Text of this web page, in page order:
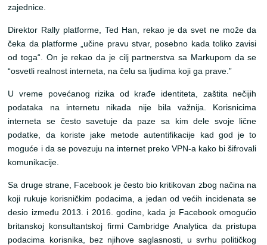
zajednice.
Direktor Rally platforme, Ted Han, rekao je da svet ne može da
čeka da platforme „učine pravu stvar, posebno kada toliko zavisi
od toga“. On je rekao da je cilj partnerstva sa Markupom da se
“osvetli realnost interneta, na čelu sa ljudima koji ga prave.”
U vreme povećanog rizika od krađe identiteta, zaštita nečijih
podataka na internetu nikada nije bila važnija. Korisnicima
interneta se često savetuje da paze sa kim dele svoje lične
podatke, da koriste jake metode autentifikacije kad god je to
moguće i da se povezuju na internet preko VPN-a kako bi šifrovali
komunikacije.
Sa druge strane, Facebook je često bio kritikovan zbog načina na
koji rukuje korisničkim podacima, a jedan od većih incidenata se
desio između 2013. i 2016. godine, kada je Facebook omogućio
britanskoj konsultantskoj firmi Cambridge Analytica da pristupa
podacima korisnika, bez njihove saglasnosti, u svrhu političkog